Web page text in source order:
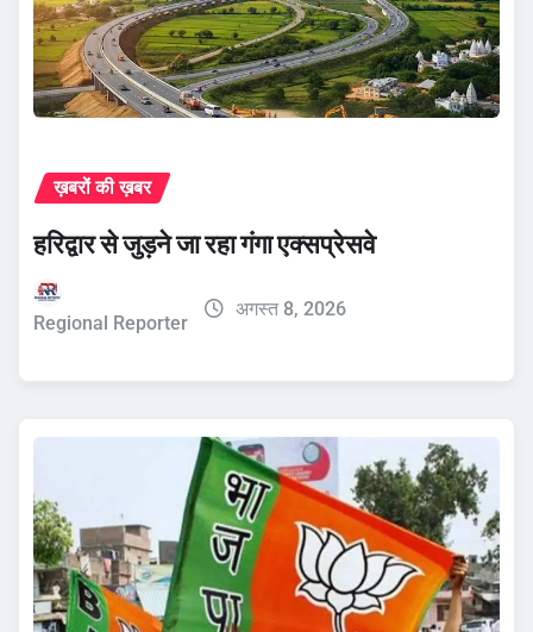
ख़बरों की ख़बर
हरिद्वार से जुड़ने जा रहा गंगा एक्सप्रेसवे
Regional Reporter
अगस्त 8, 2026